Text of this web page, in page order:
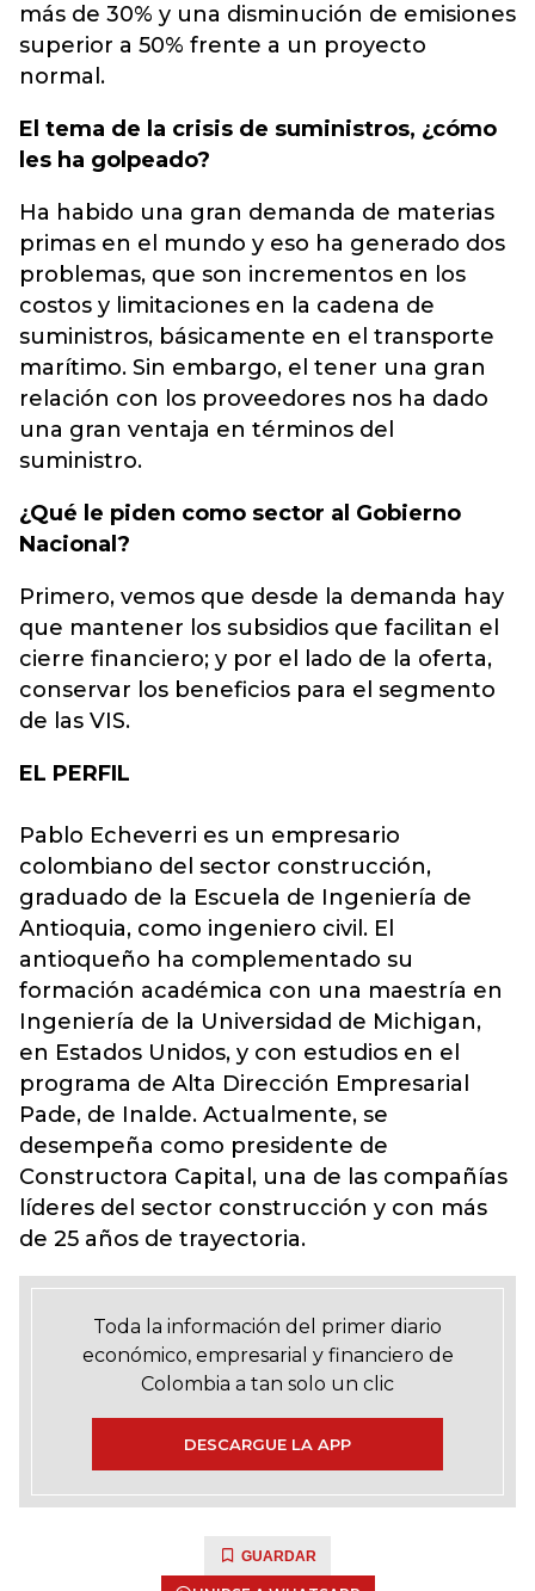
más de 30% y una disminución de emisiones
superior a 50% frente a un proyecto
normal.
El tema de la crisis de suministros, ¿cómo
les ha golpeado?
Ha habido una gran demanda de materias
primas en el mundo y eso ha generado dos
problemas, que son incrementos en los
costos y limitaciones en la cadena de
suministros, básicamente en el transporte
marítimo. Sin embargo, el tener una gran
relación con los proveedores nos ha dado
una gran ventaja en términos del
suministro.
¿Qué le piden como sector al Gobierno
Nacional?
Primero, vemos que desde la demanda hay
que mantener los subsidios que facilitan el
cierre financiero; y por el lado de la oferta,
conservar los beneficios para el segmento
de las VIS.
EL PERFIL
Pablo Echeverri es un empresario
colombiano del sector construcción,
graduado de la Escuela de Ingeniería de
Antioquia, como ingeniero civil. El
antioqueño ha complementado su
formación académica con una maestría en
Ingeniería de la Universidad de Michigan,
en Estados Unidos, y con estudios en el
programa de Alta Dirección Empresarial
Pade, de Inalde. Actualmente, se
desempeña como presidente de
Constructora Capital, una de las compañías
líderes del sector construcción y con más
de 25 años de trayectoria.
Toda la información del primer diario
económico, empresarial y financiero de
Colombia a tan solo un clic
DESCARGUE LA APP
GUARDAR